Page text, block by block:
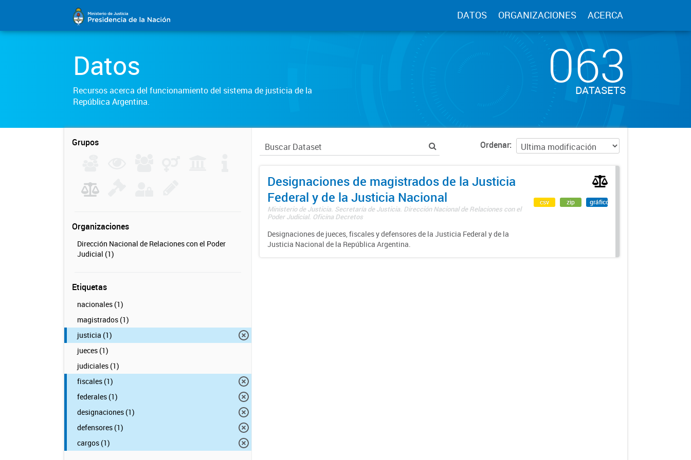
DATOS ORGANIZACIONES ACERCA
Datos
Recursos acerca del funcionamiento del sistema de justicia de la
República Argentina.
063
DATASETS
Grupos
Organizaciones
Dirección Nacional de Relaciones con el Poder
Judicial (1)
Etiquetas
nacionales (1)
magistrados (1)
justicia (1)
jueces (1)
judiciales (1)
fiscales (1)
federales (1)
designaciones (1)
defensores (1)
cargos (1)
Ordenar
Designaciones de magistrados de la Justicia
Federal y de la Justicia Nacional
Ministerio de Justicia. Secretaría de Justicia. Dirección Nacional de Relaciones con el
Poder Judicial. Oficina Decretos
Designaciones de jueces, fiscales y defensores de la Justicia Federal y de la
Justicia Nacional de la República Argentina.
csv zip gráfico